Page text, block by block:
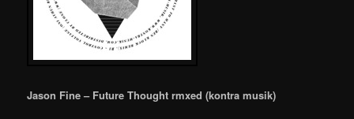
Jason Fine – Future Thought rmxed (kontra musik)